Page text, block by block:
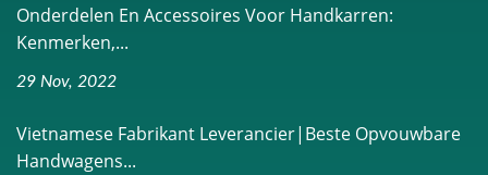
Onderdelen En Accessoires Voor Handkarren:
Kenmerken,...
29 Nov, 2022
Vietnamese Fabrikant Leverancier|Beste Opvouwbare
Handwagens...